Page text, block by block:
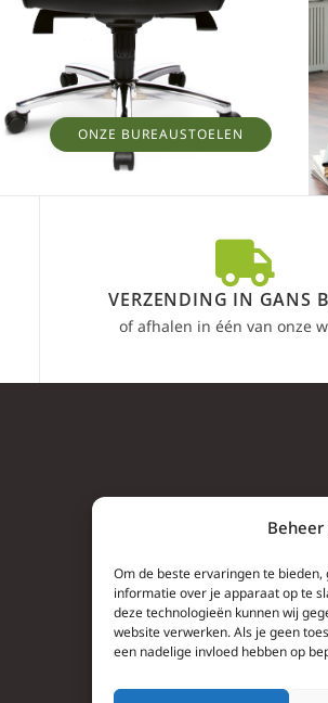
Om de beste ervaringen te
informatie over je apparaat op te
deze technologieën kunnen wij
website verwerken. Als je geen
een nadelige invloed hebben op
ONZE BUREAUSTOELEN
VERZENDING IN GANS
of afhalen in één van onze